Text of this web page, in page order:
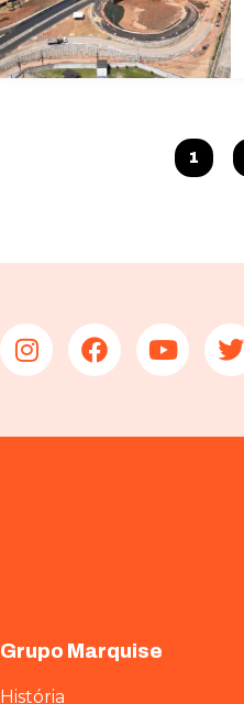
1
Grupo Marquise
História